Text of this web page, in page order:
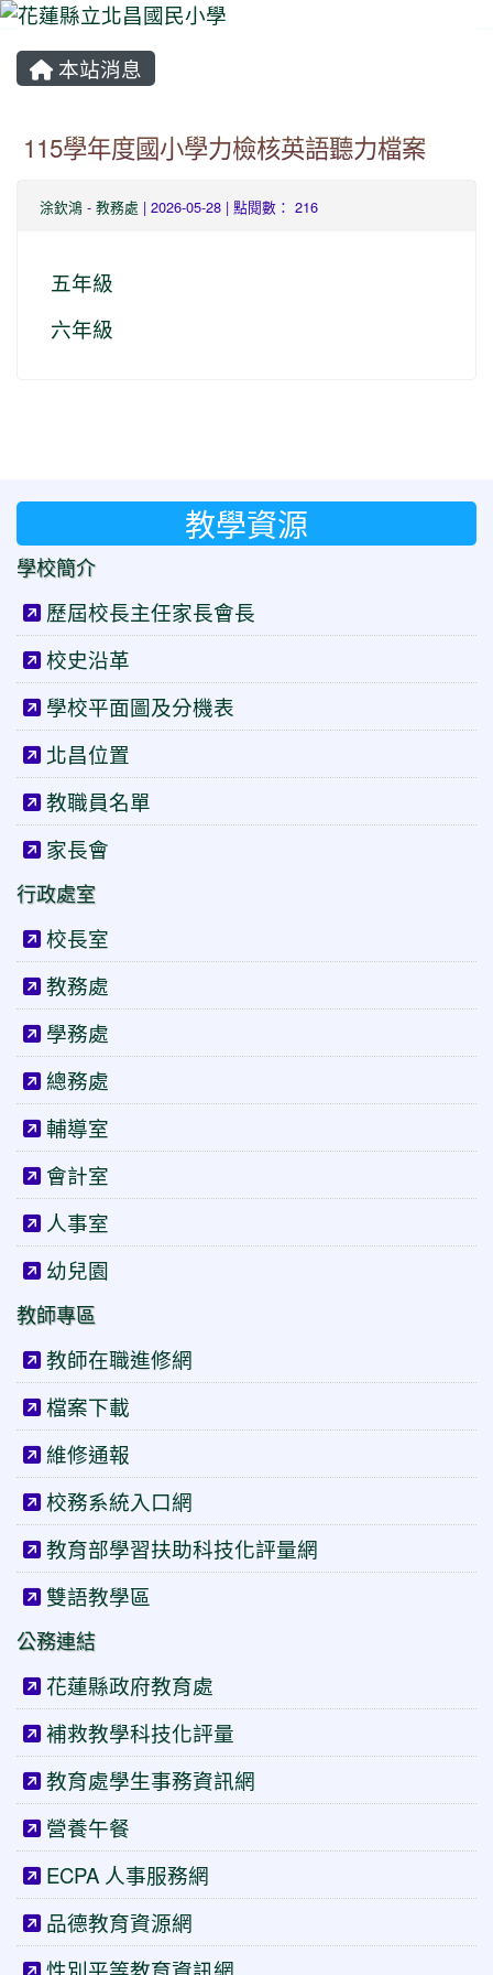
本站消息
115學年度國小學力檢核英語聽力檔案
涂欽鴻 - 教務處 | 2026-05-28 | 點閱數： 216
五年級
六年級
教學資源
學校簡介
歷屆校長主任家長會長
校史沿革
學校平面圖及分機表
北昌位置
教職員名單
家長會
行政處室
校長室
教務處
學務處
總務處
輔導室
會計室
人事室
幼兒園
教師專區
教師在職進修網
檔案下載
維修通報
校務系統入口網
教育部學習扶助科技化評量網
雙語教學區
公務連結
花蓮縣政府教育處
補救教學科技化評量
教育處學生事務資訊網
營養午餐
ECPA 人事服務網
品德教育資源網